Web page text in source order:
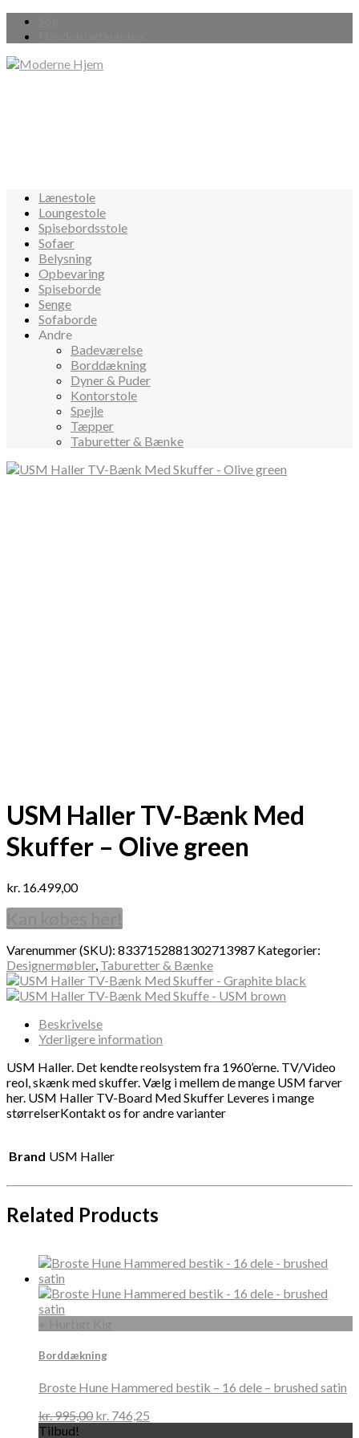
Lænestole
Loungestole
Spisebordsstole
Sofaer
Belysning
Opbevaring
Spiseborde
Senge
Sofaborde
Andre
Badeværelse
Borddækning
Dyner & Puder
Kontorstole
Spejle
Tæpper
Taburetter & Bænke
USM Haller TV-Bænk Med
Skuffer – Olive green
kr. 16.499,00
Varenummer (SKU): 8337152881302713987 Kategorier:
Designermøbler, Taburetter & Bænke
Beskrivelse
Yderligere information
USM Haller. Det kendte reolsystem fra 1960’erne. TV/Video
reol, skænk med skuffer. Vælg i mellem de mange USM farver
her. USM Haller TV-Board Med Skuffer Leveres i mange
størrelserKontakt os for andre varianter
Brand USM Haller
Related Products
Borddækning
Broste Hune Hammered bestik – 16 dele – brushed satin
kr.995,00 kr. 746,25
Tilbud!